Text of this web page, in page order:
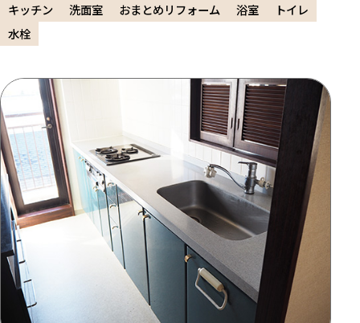
キッチン 洗面室 おまとめリフォーム 浴室
トイレ
水栓